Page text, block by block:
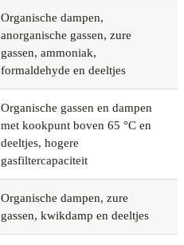
Organische dampen,
anorganische gassen, zure
gassen, ammoniak,
formaldehyde en deeltjes
Organische gassen en dampen
met kookpunt boven 65 °C en
deeltjes, hogere
gasfiltercapaciteit
Organische dampen, zure
gassen, kwikdamp en deeltjes